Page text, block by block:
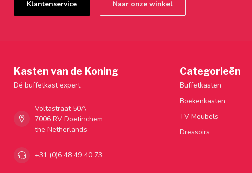
Klantenservice Naar onze winkel
Kasten van de Koning
Dé buffetkast expert
Voltastraat 50A
7006 RV Doetinchem
the Netherlands
+31 (0)6 48 49 40 73
Categorieën
Buffetkasten
Boekenkasten
TV Meubels
Dressoirs